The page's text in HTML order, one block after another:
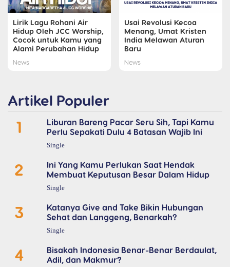
Lirik Lagu Rohani Air
Hidup Oleh JCC Worship,
Cocok untuk Kamu yang
Alami Perubahan Hidup
News
Usai Revolusi Kecoa
Menang, Umat Kristen
India Melawan Aturan
Baru
News
Artikel Populer
1
Liburan Bareng Pacar Seru Sih, Tapi Kamu
Perlu Sepakati Dulu 4 Batasan Wajib Ini
Single
2
Ini Yang Kamu Perlukan Saat Hendak
Membuat Keputusan Besar Dalam Hidup
Single
3
Katanya Give and Take Bikin Hubungan
Sehat dan Langgeng, Benarkah?
Single
4
Bisakah Indonesia Benar-Benar Berdaulat,
Adil, dan Makmur?